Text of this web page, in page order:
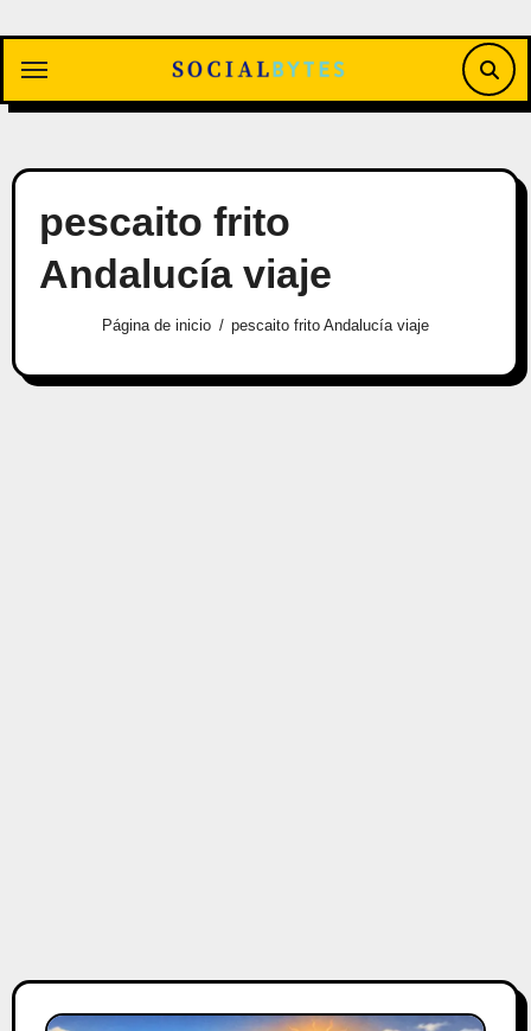
contenido
pescaito frito
Andalucía viaje
Página de inicio pescaito frito Andalucía viaje